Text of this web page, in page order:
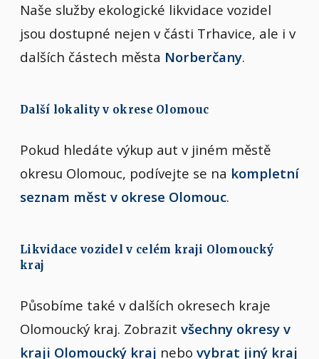
Naše služby ekologické likvidace vozidel
jsou dostupné nejen v části Trhavice, ale i v
dalších částech města Norberčany.
Další lokality v okrese Olomouc
Pokud hledáte výkup aut v jiném městě
okresu Olomouc, podívejte se na kompletní
seznam měst v okrese Olomouc.
Likvidace vozidel v celém kraji Olomoucký
kraj
Působíme také v dalších okresech kraje
Olomoucký kraj. Zobrazit všechny okresy v
kraji Olomoucký kraj nebo vybrat jiný kraj